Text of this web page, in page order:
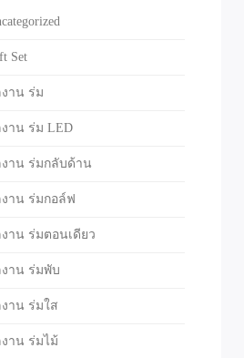
Set
าน ร่ม
าน ร่ม LED
งาน ร่มกลับด้าน
งาน ร่มกอล์ฟ
าน ร่มตอนเดียว
งาน ร่มพับ
าน ร่มใส
าน ร่มไม้